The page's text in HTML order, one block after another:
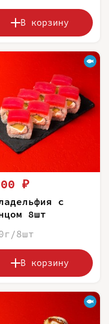
В корзину
₽
с
8шт
8шт
В корзину